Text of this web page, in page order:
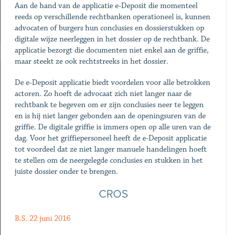
Aan de hand van de applicatie e-Deposit die momenteel
reeds op verschillende rechtbanken operationeel is, kunnen
advocaten of burgers hun conclusies en dossierstukken op
digitale wijze neerleggen in het dossier op de rechtbank. De
applicatie bezorgt die documenten niet enkel aan de griffie,
maar steekt ze ook rechtstreeks in het dossier.
De e-Deposit applicatie biedt voordelen voor alle betrokken
actoren. Zo hoeft de advocaat zich niet langer naar de
rechtbank te begeven om er zijn conclusies neer te leggen
en is hij niet langer gebonden aan de openingsuren van de
griffie. De digitale griffie is immers open op alle uren van de
dag. Voor het griffiepersoneel heeft de e-Deposit applicatie
tot voordeel dat ze niet langer manuele handelingen hoeft
te stellen om de neergelegde conclusies en stukken in het
juiste dossier onder te brengen.
CROS
B.S. 22 juni 2016